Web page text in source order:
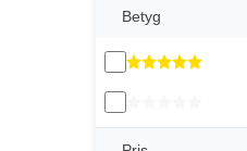
Betyg